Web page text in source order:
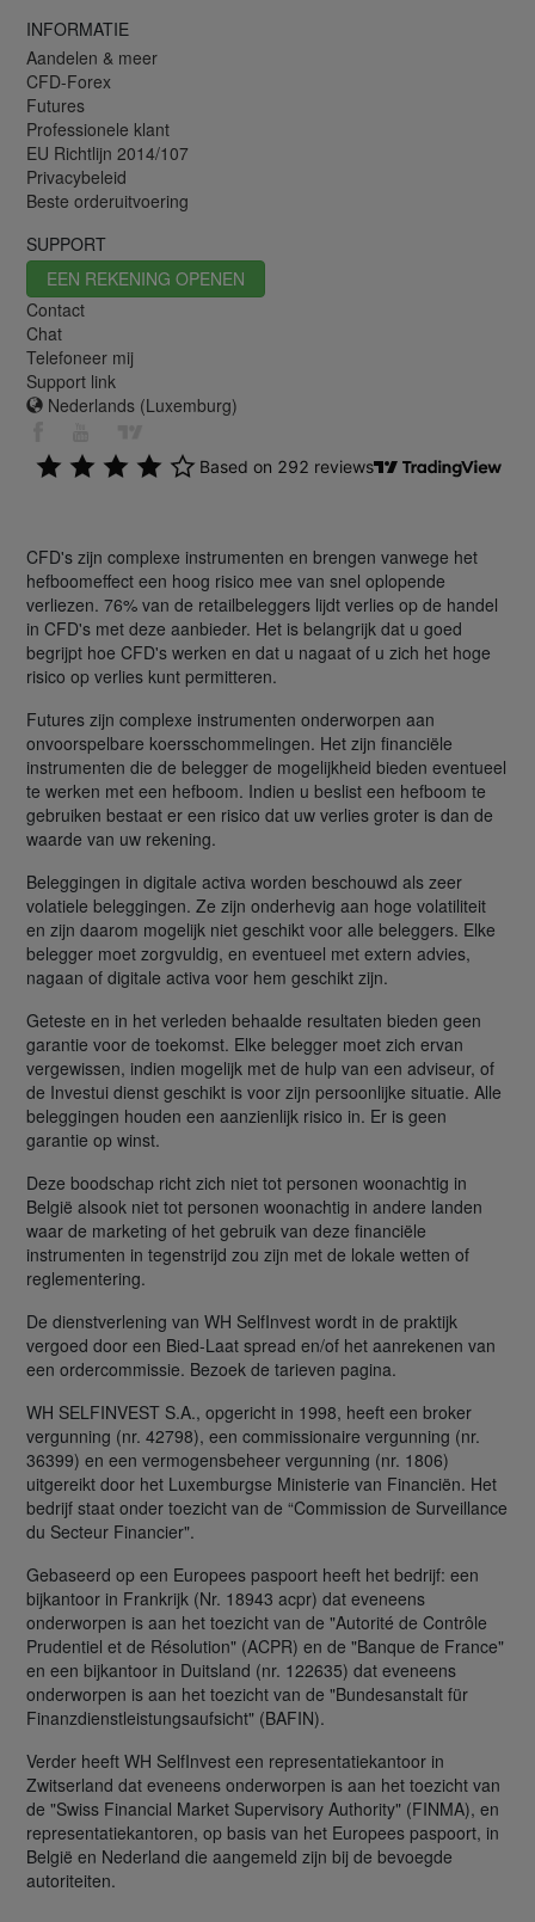
INFORMATIE
Aandelen & meer
CFD-Forex
Futures
Professionele klant
EU Richtlijn 2014/107
Privacybeleid
Beste orderuitvoering
SUPPORT
EEN REKENING OPENEN
Contact
Chat
Telefoneer mij
Support link
Nederlands (Luxemburg)
CFD's zijn complexe instrumenten en brengen vanwege het
hefboomeffect een hoog risico mee van snel oplopende
verliezen. 76% van de retailbeleggers lijdt verlies op de handel
in CFD's met deze aanbieder. Het is belangrijk dat u goed
begrijpt hoe CFD's werken en dat u nagaat of u zich het hoge
risico op verlies kunt permitteren.
Futures zijn complexe instrumenten onderworpen aan
onvoorspelbare koersschommelingen. Het zijn financiële
instrumenten die de belegger de mogelijkheid bieden eventueel
te werken met een hefboom. Indien u beslist een hefboom te
gebruiken bestaat er een risico dat uw verlies groter is dan de
waarde van uw rekening.
Beleggingen in digitale activa worden beschouwd als zeer
volatiele beleggingen. Ze zijn onderhevig aan hoge volatiliteit
en zijn daarom mogelijk niet geschikt voor alle beleggers. Elke
belegger moet zorgvuldig, en eventueel met extern advies,
nagaan of digitale activa voor hem geschikt zijn.
Geteste en in het verleden behaalde resultaten bieden geen
garantie voor de toekomst. Elke belegger moet zich ervan
vergewissen, indien mogelijk met de hulp van een adviseur, of
de Investui dienst geschikt is voor zijn persoonlijke situatie. Alle
beleggingen houden een aanzienlijk risico in. Er is geen
garantie op winst.
Deze boodschap richt zich niet tot personen woonachtig in
België alsook niet tot personen woonachtig in andere landen
waar de marketing of het gebruik van deze financiële
instrumenten in tegenstrijd zou zijn met de lokale wetten of
reglementering.
De dienstverlening van WH SelfInvest wordt in de praktijk
vergoed door een Bied-Laat spread en/of het aanrekenen van
een ordercommissie. Bezoek de tarieven pagina.
WH SELFINVEST S.A., opgericht in 1998, heeft een broker
vergunning (nr. 42798), een commissionaire vergunning (nr.
36399) en een vermogensbeheer vergunning (nr. 1806)
uitgereikt door het Luxemburgse Ministerie van Financiën. Het
bedrijf staat onder toezicht van de “Commission de Surveillance
du Secteur Financier".
Gebaseerd op een Europees paspoort heeft het bedrijf: een
bijkantoor in Frankrijk (Nr. 18943 acpr) dat eveneens
onderworpen is aan het toezicht van de "Autorité de Contrôle
Prudentiel et de Résolution" (ACPR) en de "Banque de France"
en een bijkantoor in Duitsland (nr. 122635) dat eveneens
onderworpen is aan het toezicht van de "Bundesanstalt für
Finanzdienstleistungsaufsicht" (BAFIN).
Verder heeft WH SelfInvest een representatiekantoor in
Zwitserland dat eveneens onderworpen is aan het toezicht van
de "Swiss Financial Market Supervisory Authority" (FINMA), en
representatiekantoren, op basis van het Europees paspoort, in
België en Nederland die aangemeld zijn bij de bevoegde
autoriteiten.